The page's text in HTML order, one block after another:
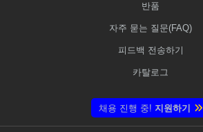
반품
자주 묻는 질문(FAQ)
피드백 전송하기
카탈로그
채용 진행 중! 지원하기